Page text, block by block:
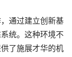
通过建立创新基
统。这种环境不
了施展才华的机